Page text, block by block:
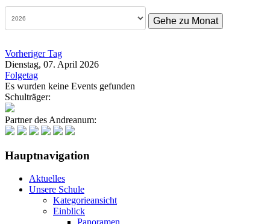
Gehe zu Monat
Vorheriger Tag
Dienstag, 07. April 2026
Folgetag
Es wurden keine Events gefunden
Schulträger:
Partner des Andreanum:
Hauptnavigation
Aktuelles
Unsere Schule
Kategorieansicht
Einblick